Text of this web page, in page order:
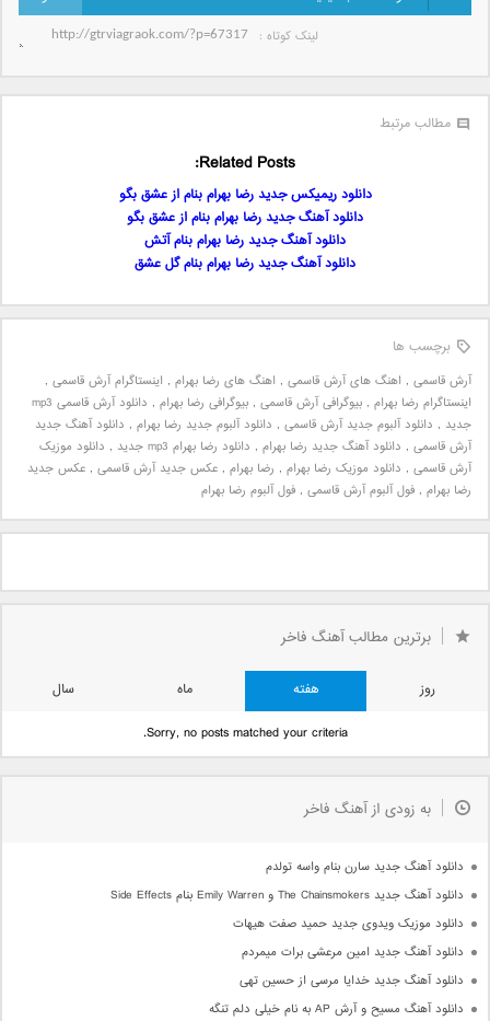
لینک کوتاه‌ :
مطالب مرتبط
Related Posts:
دانلود ریمیکس جدید رضا بهرام بنام از عشق بگو
دانلود آهنگ جدید رضا بهرام بنام از عشق بگو
دانلود آهنگ جدید رضا بهرام بنام آتش
دانلود آهنگ جدید رضا بهرام بنام گل عشق
برچسب ها
آرش قاسمی , اهنگ های آرش قاسمی , اهنگ های رضا بهرام , اینستاگرام آرش قاسمی ,
اینستاگرام رضا بهرام , بیوگرافی آرش قاسمی , بیوگرافی رضا بهرام ,
دانلود آرش قاسمی mp3
جدید , دانلود آلبوم جدید آرش قاسمی , دانلود آلبوم جدید رضا بهرام , دانلود آهنگ جدید
آرش قاسمی , دانلود آهنگ جدید رضا بهرام , دانلود رضا بهرام mp3 جدید , دانلود موزیک
آرش قاسمی , دانلود موزیک رضا بهرام , رضا بهرام , عکس جدید آرش قاسمی , عکس جدید
رضا بهرام , فول آلبوم آرش قاسمی , فول آلبوم رضا بهرام
برترین مطالب آهنگ فاخر
روز هفته ماه
سال
Sorry, no posts matched your criteria.
به زودی از آهنگ فاخر
دانلود آهنگ جدید سارن بنام واسه تولدم
دانلود آهنگ جدید The Chainsmokers و Emily Warren بنام Side Effects
دانلود موزیک ویدوی جدید حمید صفت هیهات
دانلود آهنگ جدید امین مرعشی برات میمردم
دانلود آهنگ جدید خدایا مرسی از حسین تهی
دانلود آهنگ مسیح و آرش AP به نام خیلی دلم تنگه